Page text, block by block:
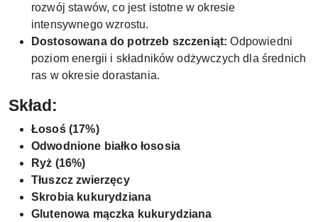
rozwój stawów, co jest istotne w okresie
intensywnego wzrostu.
Dostosowana do potrzeb szczeniąt: Odpowiedni
poziom energii i składników odżywczych dla średnich
ras w okresie dorastania.
Skład:
Łosoś (17%)
Odwodnione białko łososia
Ryż (16%)
Tłuszcz zwierzęcy
Skrobia kukurydziana
Glutenowa mączka kukurydziana